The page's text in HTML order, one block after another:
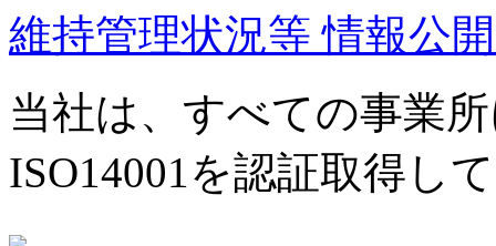
維持管理状況等 情報公
当社は、すべての事業
ISO14001を認証取得し